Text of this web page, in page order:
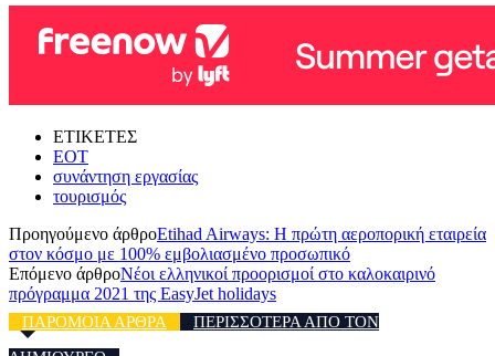
ΕΤΙΚΕΤΕΣ
ΕΟΤ
συνάντηση εργασίας
τουρισμός
Προηγούμενο άρθροEtihad Airways: Η πρώτη αεροπορική εταιρεία
στον κόσμο με 100% εμβολιασμένο προσωπικό
Επόμενο άρθροΝέοι ελληνικοί προορισμοί στο καλοκαιρινό
πρόγραμμα 2021 της EasyJet holidays
ΠΑΡΟΜΟΙΑ ΑΡΘΡΑ
ΠΕΡΙΣΣΟΤΕΡΑ ΑΠΟ ΤΟΝ